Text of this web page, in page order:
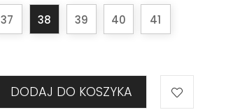
37 38 39 40 41
DODAJ DO KOSZYKA